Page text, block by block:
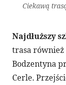
Ciekawą
Najdłuższy
trasa również
Bodzentyna
Cerle.